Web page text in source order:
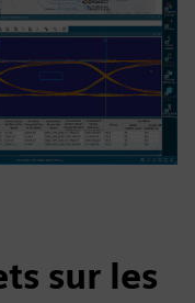
sur les